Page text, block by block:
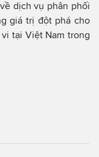
dịch vụ phân phối
giá trị đột phá cho
tại Việt Nam trong